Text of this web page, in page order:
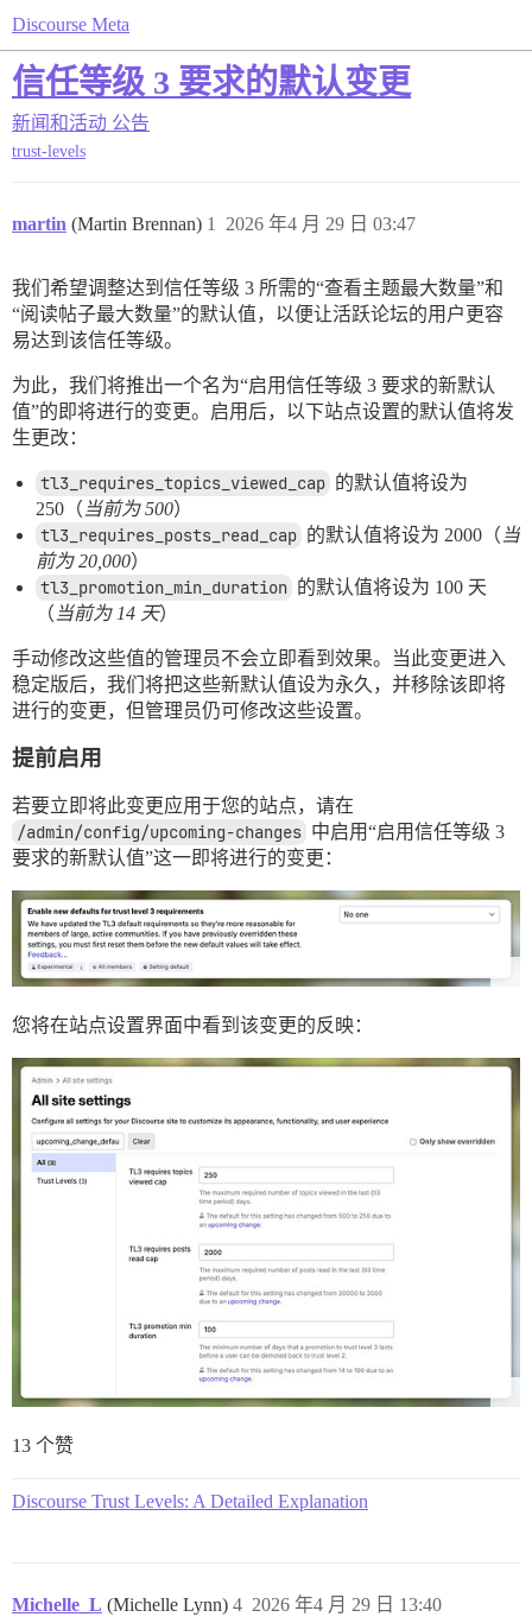
Discourse Meta
信任等级 3 要求的默认变更
新闻和活动 公告
trust-levels
martin (Martin Brennan) 2026 年4 月 29 日 03:47
1
我们希望调整达到信任等级 3 所需的“查看主题最大数量”和
“阅读帖子最大数量”的默认值，以便让活跃论坛的用户更容
易达到该信任等级。
为此，我们将推出一个名为“启用信任等级 3 要求的新默认
值”的即将进行的变更。启用后，以下站点设置的默认值将发
生更改：
tl3_requires_topics_viewed_cap 的默认值将设为
250（ 当前为 500）
tl3_requires_posts_read_cap 的默认值将设为 2000（ 当
前为 20,000）
tl3_promotion_min_duration 的默认值将设为 100 天
（ 当前为 14 天）
手动修改这些值的管理员不会立即看到效果。当此变更进入
稳定版后，我们将把这些新默认值设为永久，并移除该即将
进行的变更，但管理员仍可修改这些设置。
提前启用
若要立即将此变更应用于您的站点，请在
/admin/config/upcoming-changes 中启用“启用信任等级 3
要求的新默认值”这一即将进行的变更：
您将在站点设置界面中看到该变更的反映：
13 个赞
Discourse Trust Levels: A Detailed Explanation
Michelle_L (Michelle Lynn) 2026 年4 月 29 日 13:40
4